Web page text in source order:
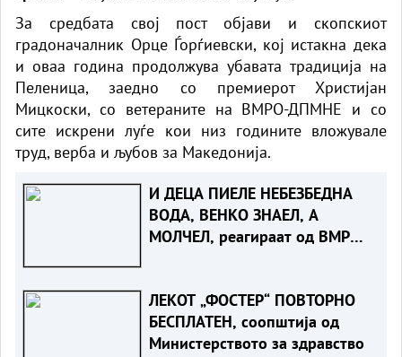
За средбата свој пост објави и скопскиот
градоначалник Орце Ѓорѓиевски, кој истакна дека
и оваа година продолжува убавата традиција на
Пеленица, заедно со премиерот Христијан
Мицкоски, со ветераните на ВМРО-ДПМНЕ и со
сите искрени луѓе кои низ годините вложувале
труд, верба и љубов за Македонија.
И ДЕЦА ПИЕЛЕ НЕБЕЗБЕДНА
ВОДА, ВЕНКО ЗНАЕЛ, А
МОЛЧЕЛ, реагираат од ВМРО-
ЛЕКОТ „ФОСТЕР“ ПОВТОРНО
БЕСПЛАТЕН, соопштија од
Министерството за здравство